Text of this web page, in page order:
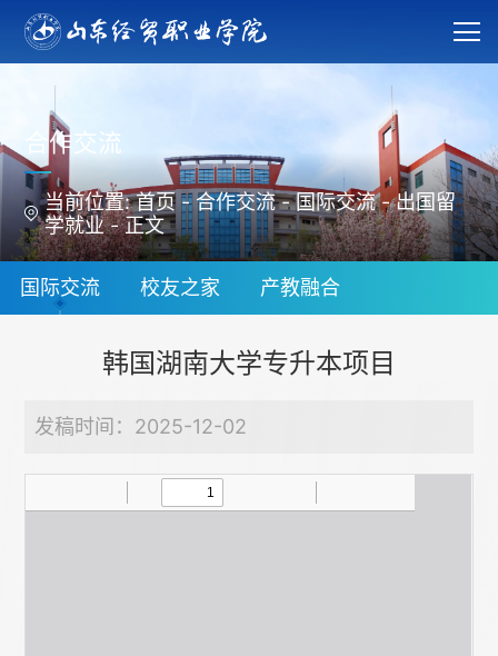
合作交流
当前位置:首页 -合作交流-国际交流-出国留
学就业-正文
国际交流 校友之家 产教融合
韩国湖南大学专升本项目
发稿时间：2025-12-02